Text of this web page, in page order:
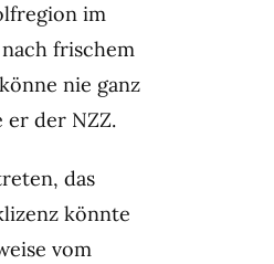
im
frischem
nie ganz
er der NZZ.
das
könnte
vom